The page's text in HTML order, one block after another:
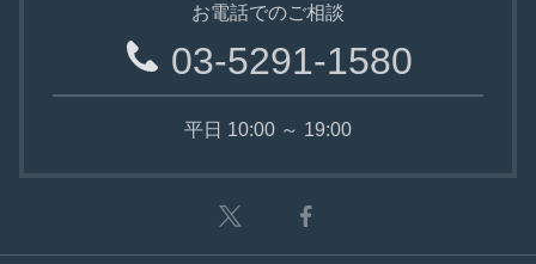
お電話でのご相談
03-5291-1580
平日 10:00 ～ 19:00